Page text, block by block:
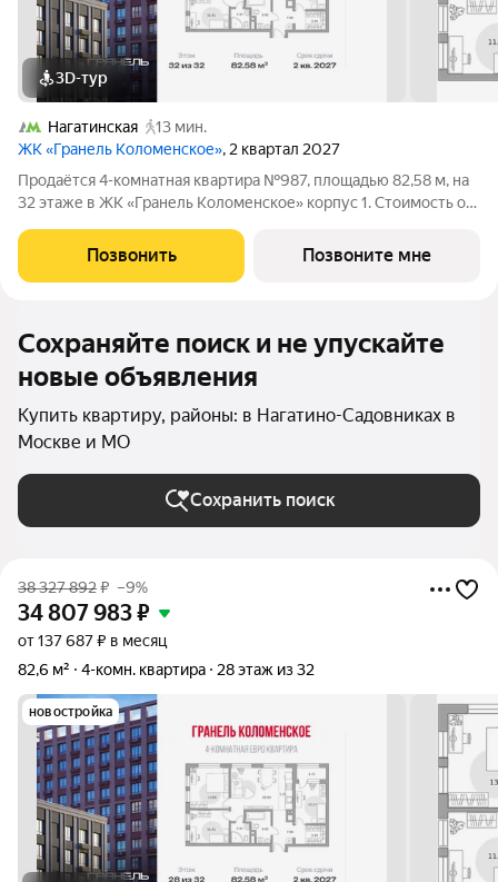
3D-тур
Нагатинская
13 мин.
ЖК «Гранель Коломенское», 2 квартал 2027
Продаётся 4-комнатная квартира №987, площадью 82,58 м, на
32 этаже в ЖК «Гранель Коломенское» корпус 1. Стоимость от
окна на улицу. Жилой квартал «Гранель Коломенское»
расположился на юге
Позвонить Позвоните мне
Сохраняйте поиск и не упускайте
новые объявления
Купить квартиру, районы: в Нагатино-Садовниках в
Москве и МО
Сохранить поиск
38 327 892₽ –9%
34 807 983₽
от 137 687 ₽ в месяц
82,6 м²
4-комн. квартира 28 этаж из 32
новостройка